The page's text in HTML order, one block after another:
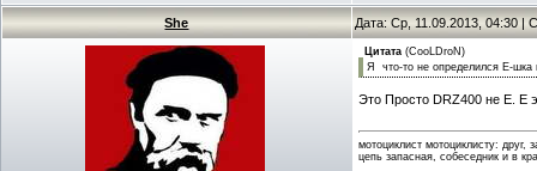
She Дата: Ср, 11.09.2013, 04:30 |
Цитата (CooLDroN )
Я что-то не определился Е-шка
Это Просто DRZ400 не Е. Е
мотоциклист мотоциклисту: друг,
цепь запасная, собеседник и в